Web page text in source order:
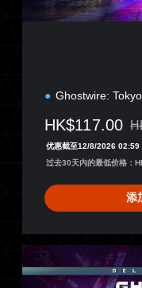
Ghostwire: Tokyo
HK$117.00
优惠截至12/8/2026 02:59
过去30天内的最低价格：
添
华